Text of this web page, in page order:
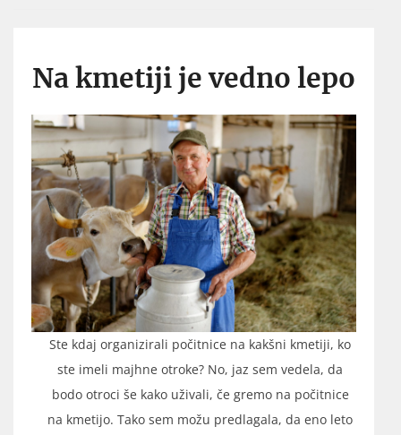
Na kmetiji je vedno lepo
Ste kdaj organizirali počitnice na kakšni kmetiji, ko
ste imeli majhne otroke? No, jaz sem vedela, da
bodo otroci še kako uživali, če gremo na počitnice
na kmetijo. Tako sem možu predlagala, da eno leto